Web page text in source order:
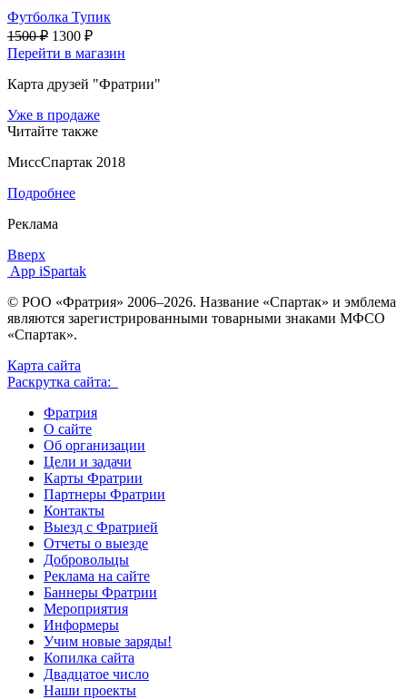
Футболка Тупик
1500 ₽ 1300 ₽
Перейти в магазин
Карта друзей "Фратрии"
Уже в продаже
Читайте также
МиссСпартак 2018
Подробнее
Реклама
Вверх
App iSpartak
© РОО «Фратрия» 2006–2026. Название «Спартак» и эмблема
являются зарегистрированными товарными знаками МФСО
«Спартак».
Карта сайта
Раскрутка сайта:
Фратрия
О сайте
Об организации
Цели и задачи
Карты Фратрии
Партнеры Фратрии
Контакты
Выезд с Фратрией
Отчеты о выезде
Добровольцы
Реклама на сайте
Баннеры Фратрии
Мероприятия
Информеры
Учим новые заряды!
Копилка сайта
Двадцатое число
Наши проекты